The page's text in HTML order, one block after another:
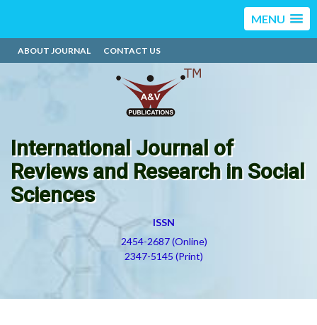
MENU
ABOUT JOURNAL CONTACT US
International Journal of
Reviews and Research in Social
Sciences
ISSN
2454-2687 (Online)
2347-5145 (Print)